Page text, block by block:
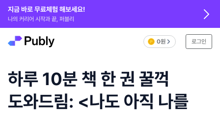
지금 바로 무료체험 해보세요!
나의 커리어 시작과 끝, 퍼블리
0원 로그인
하루 10분 책 한 권 꿀꺽
도와드림: <나도 아직 나를